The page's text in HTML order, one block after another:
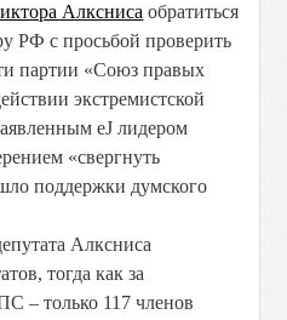
Алксниса обратиться
РФ с просьбой проверить
партии «Союз правых
экстремистской
еЈ лидером
«свергнуть
поддержки думского
Алксниса
тогда как за
– только 117 членов